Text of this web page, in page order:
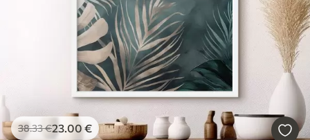
38.33€23.00 €